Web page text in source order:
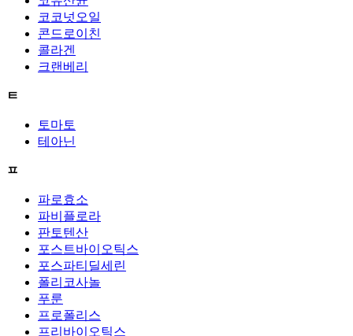
코코넛오일
콘드로이친
콜라겐
크랜베리
ㅌ
토마토
테아닌
ㅍ
파로효소
파비플로라
판토텐산
포스트바이오틱스
포스파티딜세린
폴리코사놀
푸룬
프로폴리스
프리바이오틱스